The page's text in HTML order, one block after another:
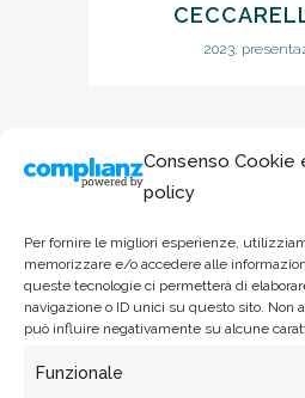
Consenso Cookie
policy
Per fornire le migliori esperienze,
memorizzare e/o accedere alle
queste tecnologie ci permetterà di
navigazione o ID unici su questo sito. Non
può influire negativamente su alcune
Funzionale
2023,